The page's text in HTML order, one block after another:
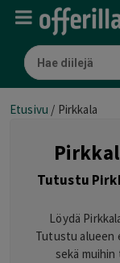
Etusivu / Pirkkala
Tutustu
Löydä
Tutustu alueen
sekä muihin